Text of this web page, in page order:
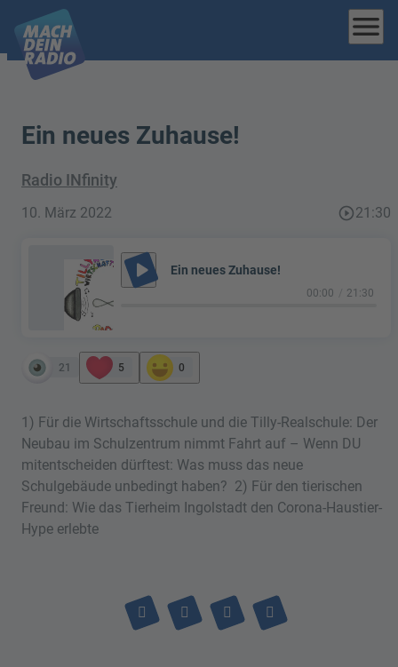
menu
Ein neues Zuhause!
Radio INfinity
10. März 2022 play_circle_outline21:30
play_arrow Ein neues Zuhause!
00:00 21:30
21 5 0
1) Für die Wirtschaftsschule und die Tilly-Realschule: Der
Neubau im Schulzentrum nimmt Fahrt auf – Wenn DU
mitentscheiden dürftest: Was muss das neue
Schulgebäude unbedingt haben? 2) Für den tierischen
Freund: Wie das Tierheim Ingolstadt den Corona-Haustier-
Hype erlebte